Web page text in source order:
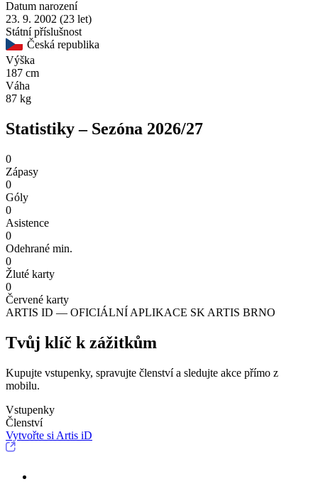
Datum narození
23. 9. 2002 (23 let)
Státní příslušnost
Česká republika
Výška
187 cm
Váha
87 kg
Statistiky – Sezóna 2026/27
0
Zápasy
0
Góly
0
Asistence
0
Odehrané min.
0
Žluté karty
0
Červené karty
ARTIS ID — OFICIÁLNÍ APLIKACE SK ARTIS BRNO
Tvůj klíč k zážitkům
Kupujte vstupenky, spravujte členství a sledujte akce přímo z
mobilu.
Vstupenky
Členství
Vytvořte si Artis iD